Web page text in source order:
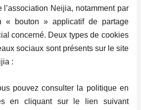
Neijia, notamment par
« bouton » applicatif de partage
concerné. Deux types de cookies
sociaux sont présents sur le site
:
pouvez consulter la politique en
en cliquant sur le lien suivant